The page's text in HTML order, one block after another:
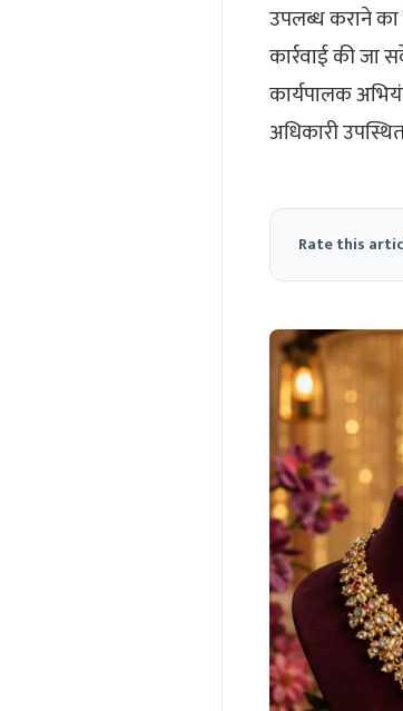
उपलब्ध कराने का
कार्रवाई की जा
कार्यपालक
अधिकारी
Rate this